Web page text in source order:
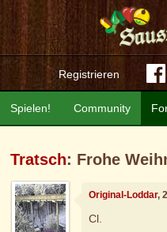
Registrieren
Community
Spielen!
Tratsch: Frohe
Original-Loddar,
Cl.